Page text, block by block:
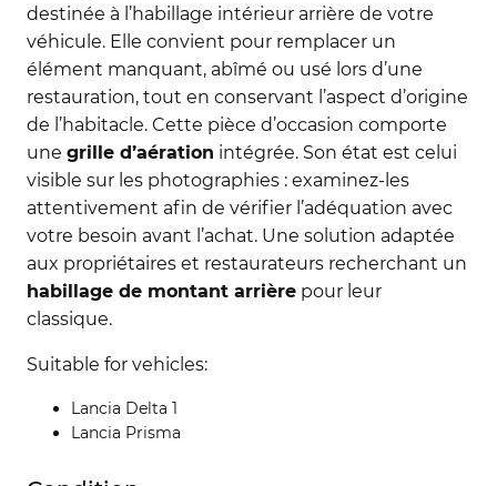
destinée à l’habillage intérieur arrière de votre
véhicule. Elle convient pour remplacer un
élément manquant, abîmé ou usé lors d’une
restauration, tout en conservant l’aspect d’origine
de l’habitacle. Cette pièce d’occasion comporte
une grille d’aération intégrée. Son état est celui
visible sur les photographies : examinez-les
attentivement afin de vérifier l’adéquation avec
votre besoin avant l’achat. Une solution adaptée
aux propriétaires et restaurateurs recherchant un
habillage de montant arrière pour leur
classique.
Suitable for vehicles:
Lancia Delta 1
Lancia Prisma